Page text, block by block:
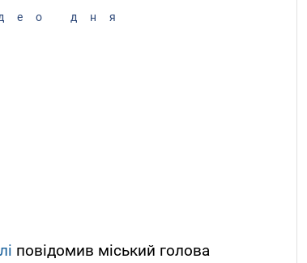
дня
повідомив міський голова